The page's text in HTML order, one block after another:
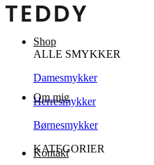
Shop
ALLE SMYKKER
Damesmykker
Herresmykker
Børnesmykker
KATEGORIER
Om mig
Kontakt